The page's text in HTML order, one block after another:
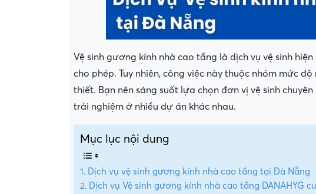
Vệ sinh gương kính nhà cao tầng là dịch vụ vệ sinh
cho phép. Tuy nhiên, công việc này thuộc nhóm mức
thiết. Bạn nên sáng suốt lựa chọn đơn vị vệ sinh
trải nghiệm ở nhiều dự án khác nhau.
Mục lục nội dung
Dịch vụ vệ sinh gương kính nhà cao tầng tại Đà Nẵng
Dịch vụ Vệ sinh gương kính nhà cao tầng DANAHYG